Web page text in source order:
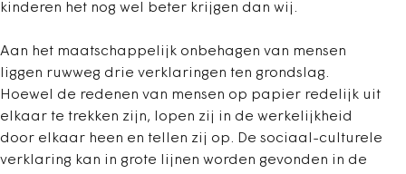
kinderen het nog wel beter krijgen dan wij.
Aan het maatschappelijk onbehagen van mensen
liggen ruwweg drie verklaringen ten grondslag.
Hoewel de redenen van mensen op papier redelijk uit
elkaar te trekken zijn, lopen zij in de werkelijkheid
door elkaar heen en tellen zij op. De sociaal-culturele
verklaring kan in grote lijnen worden gevonden in de